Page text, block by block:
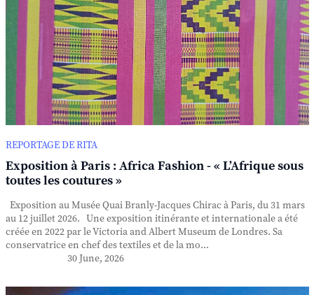
REPORTAGE DE RITA
Exposition à Paris : Africa Fashion - « L’Afrique sous
toutes les coutures »
Exposition au Musée Quai Branly-Jacques Chirac à Paris, du 31 mars
au 12 juillet 2026. Une exposition itinérante et internationale a été
créée en 2022 par le Victoria and Albert Museum de Londres. Sa
conservatrice en chef des textiles et de la mo...
30 June, 2026